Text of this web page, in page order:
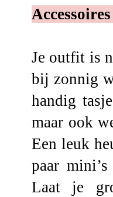
Accessoires
Je outfit is
bij zonnig
handig
maar ook
Een leuk
paar
Laat je